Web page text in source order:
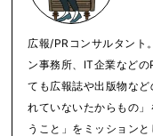
広報/PRコンサルタント
ン事務所、IT企業など
ても広報誌や出版物な
れていないたからもの
うこと」をミッションと